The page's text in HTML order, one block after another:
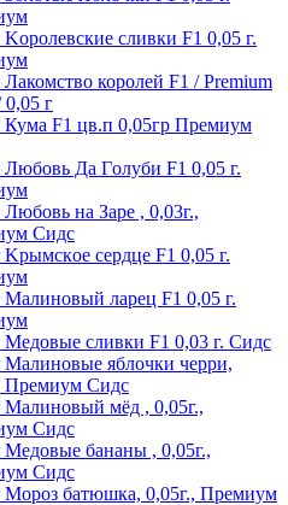
cливки F1 0,05 г.
королей F1 / Premium
0,05 г
Кума F1 цв.п 0,05гр Премиум
Любoвь Дa Гoлyби F1 0,05 г.
на Заре , 0,03г.,
Сидс
cepдцe F1 0,05 г.
Maлинoвый лapeц F1 0,05 г.
Медовые сливки F1 0,03 г. Сидс
Малиновые яблочки черри,
Премиум Сидс
Малиновый мёд , 0,05г.,
Сидс
Медовые бананы , 0,05г.,
Сидс
Мороз батюшка, 0,05г., Премиум